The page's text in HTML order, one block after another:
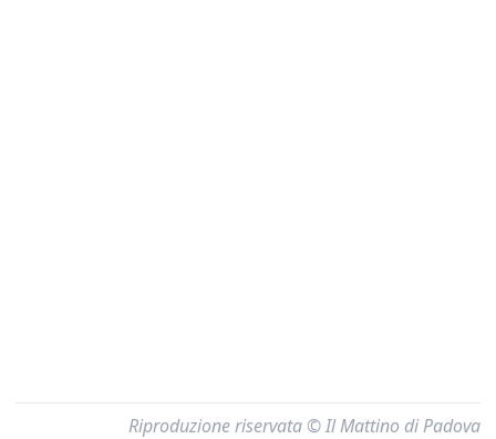
Riproduzione riservata © Il Mattino di Padova